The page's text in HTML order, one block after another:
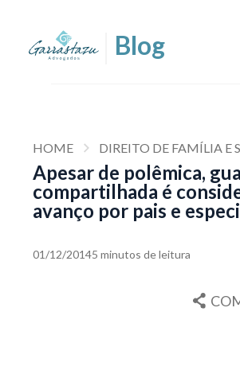
HOME DIREITO DE FAMÍLIA E
Apesar de polêmica,
compartilhada é
avanço por pais e
01/12/20145 minutos de leitura